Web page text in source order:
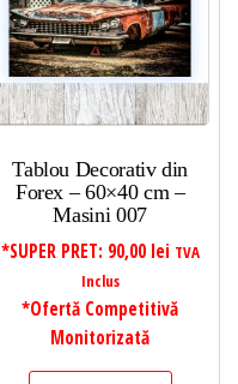
Tablou Decorativ din
Forex – 60×40 cm –
Masini 007
*SUPER PRET: 90,00 lei TVA
Inclus
*Ofertă Competitivă
Monitorizată